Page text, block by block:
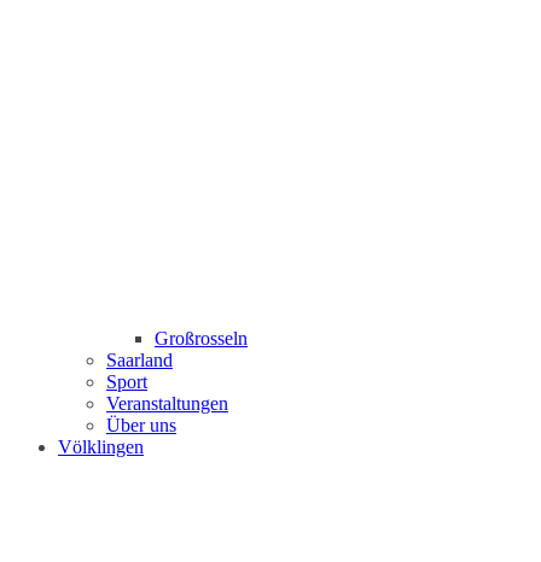
Großrosseln
Saarland
Sport
Veranstaltungen
Über uns
Völklingen